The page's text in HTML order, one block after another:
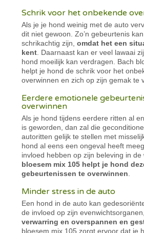
Schrik voor het onbekende
Als je je hond weinig met de auto
dit niet gewoon. Zo’n gebeurtenis
schrikachtig zijn,omdat het een
kent. Daarnaast kan er veel lawaai
hond moeilijk kan verdragen. Bach
helpt je hond de schrik voor het
overwinnen en zich op zijn gemak te
Eerdere emotionele
overwinnen
Als je hond tijdens eerdere ritten al
is geworden, dan zal die
autoritten gelijk te stellen met
hond al eens een ongeval heeft
invloed hebben op zijn beleving in de
bloesem mix 105 helpt je hond
gebeurtenissen te overwinnen.
Minder stress in de auto
Een hond in de auto kan
de invloed op zijn evenwichtsorganen,
verwarring en overspannen en
bloesem mix 105 zorgt ervoor dat je